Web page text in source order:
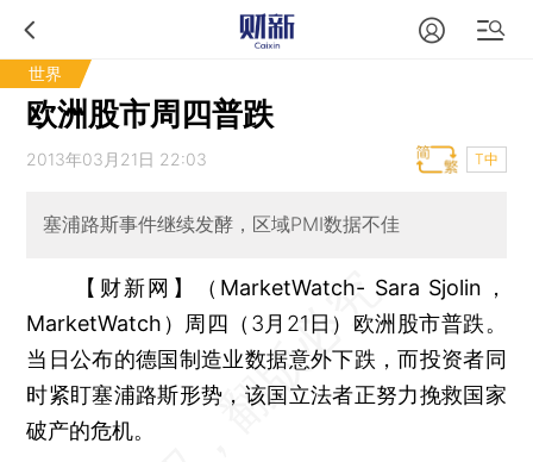
世界
欧洲股市周四普跌
2013年03月21日 22:03 T中
塞浦路斯事件继续发酵，区域PMI数据不佳
【财新网】（MarketWatch- Sara Sjolin，
MarketWatch） 周四（3月21日）欧洲股市普跌。
当日公布的德国制造业数据意外下跌，而投资者同
时紧盯塞浦路斯形势，该国立法者正努力挽救国家
破产的危机。